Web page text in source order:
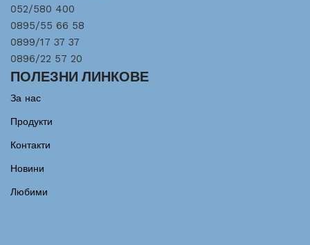
052/580 400
0895/55 66 58
0899/17 37 37
0896/22 57 20
ПОЛЕЗНИ ЛИНКОВЕ
За нас
Продукти
Контакти
Новини
Любими